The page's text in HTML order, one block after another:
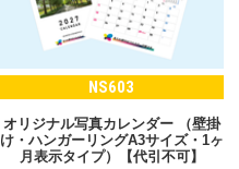
NS603
オリジナル写真カレンダー （壁掛
け・ハンガーリングA3サイズ・1ヶ
月表示タイプ）【代引不可】